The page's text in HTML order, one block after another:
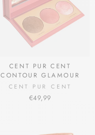
CENT PUR CENT
CONTOUR GLAMOUR
CENT PUR CENT
€49,99